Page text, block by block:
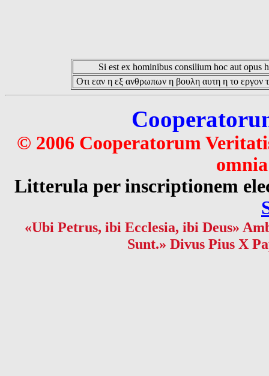
Si est ex hominibus consilium hoc aut opus
Οτι εαν η εξ ανθρωπων η βουλη αυτη η το εργον
© 2006 Cooperatorum
Litterula per inscriptionem
«Ubi Petrus, ibi Ecclesia, ibi Deus»
Sunt.» Divus Pius X